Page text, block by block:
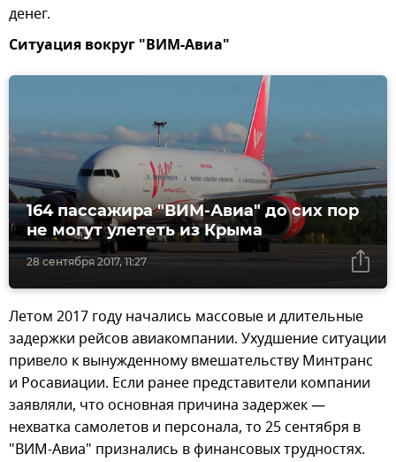
денег.
Ситуация вокруг "ВИМ-Авиа"
28 сентября 2017, 11:27
164 пассажира "ВИМ-Авиа" до сих пор
не могут улететь из Крыма
Летом 2017 году начались массовые и длительные
задержки рейсов авиакомпании. Ухудшение ситуации
привело к вынужденному вмешательству Минтранс
и Росавиации. Если ранее представители компании
заявляли, что основная причина задержек —
нехватка самолетов и персонала, то 25 сентября в
"ВИМ-Авиа" признались в финансовых трудностях.